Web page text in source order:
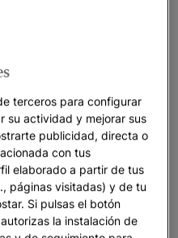
los mejores
4 y 5 estrellas con Iberostar,
de los destinos más
hasta el norte de África
hoteles de playa ofrecen
de primer nivel para
terceros para configurar
su actividad y mejorar sus
publicidad, directa o
con tus
elaborado a partir de tus
páginas visitadas) y de tu
Si pulsas el botón
la instalación de